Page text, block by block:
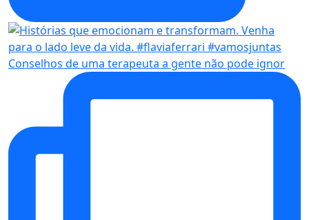
Conselhos de uma terapeuta a gente não pode ignor